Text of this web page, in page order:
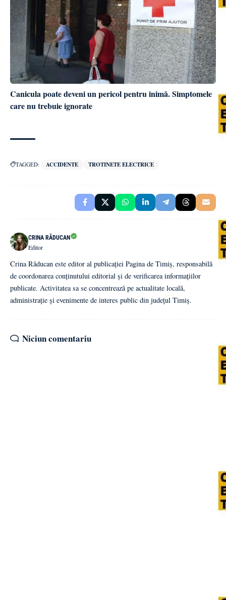
Canicula poate deveni un pericol pentru inimă. Simptomele
care nu trebuie ignorate
TAGGED: ACCIDENTE TROTINETE ELECTRICE
CRINA RĂDUCAN
Editor
Crina Răducan este editor al publicației Pagina de Timiș, responsabilă
de coordonarea conținutului editorial și de verificarea informațiilor
publicate. Activitatea sa se concentrează pe actualitate locală,
administrație și evenimente de interes public din județul Timiș.
Niciun comentariu